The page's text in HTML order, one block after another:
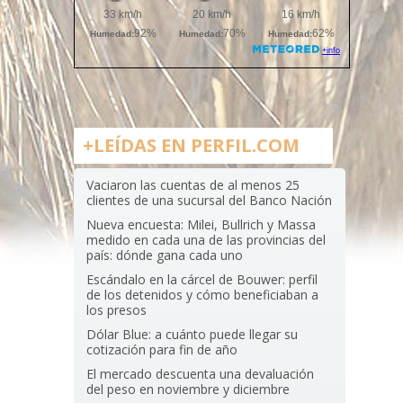
+LEÍDAS EN PERFIL.COM
Vaciaron las cuentas de al menos 25
clientes de una sucursal del Banco Nación
Nueva encuesta: Milei, Bullrich y Massa
medido en cada una de las provincias del
país: dónde gana cada uno
Escándalo en la cárcel de Bouwer: perfil
de los detenidos y cómo beneficiaban a
los presos
Dólar Blue: a cuánto puede llegar su
cotización para fin de año
El mercado descuenta una devaluación
del peso en noviembre y diciembre